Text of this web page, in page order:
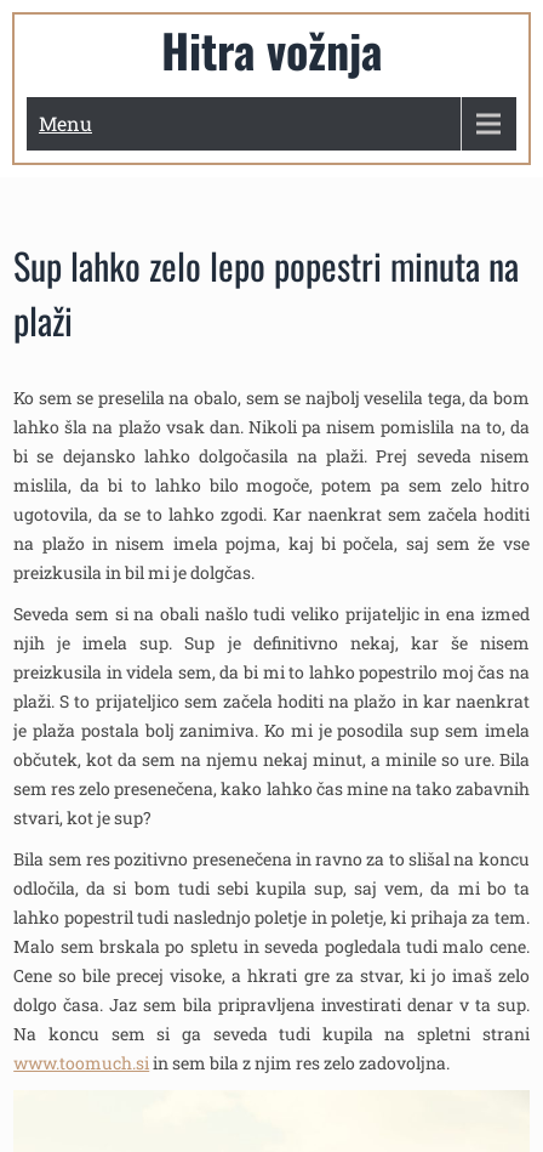
Skip
Hitra vožnja
Menu
Sup lahko zelo lepo popestri minuta na
plaži
Ko sem se preselila na obalo, sem se najbolj veselila tega, da bom
lahko šla na plažo vsak dan. Nikoli pa nisem pomislila na to, da
bi se dejansko lahko dolgočasila na plaži. Prej seveda nisem
mislila, da bi to lahko bilo mogoče, potem pa sem zelo hitro
ugotovila, da se to lahko zgodi. Kar naenkrat sem začela hoditi
na plažo in nisem imela pojma, kaj bi počela, saj sem že vse
preizkusila in bil mi je dolgčas.
Seveda sem si na obali našlo tudi veliko prijateljic in ena izmed
njih je imela sup. Sup je definitivno nekaj, kar še nisem
preizkusila in videla sem, da bi mi to lahko popestrilo moj čas na
plaži. S to prijateljico sem začela hoditi na plažo in kar naenkrat
je plaža postala bolj zanimiva. Ko mi je posodila sup sem imela
občutek, kot da sem na njemu nekaj minut, a minile so ure. Bila
sem res zelo presenečena, kako lahko čas mine na tako zabavnih
stvari, kot je sup?
Bila sem res pozitivno presenečena in ravno za to slišal na koncu
odločila, da si bom tudi sebi kupila sup, saj vem, da mi bo ta
lahko popestril tudi naslednjo poletje in poletje, ki prihaja za tem.
Malo sem brskala po spletu in seveda pogledala tudi malo cene.
Cene so bile precej visoke, a hkrati gre za stvar, ki jo imaš zelo
dolgo časa. Jaz sem bila pripravljena investirati denar v ta sup.
Na koncu sem si ga seveda tudi kupila na spletni strani
www.toomuch.siin sem bila z njim res zelo zadovoljna.